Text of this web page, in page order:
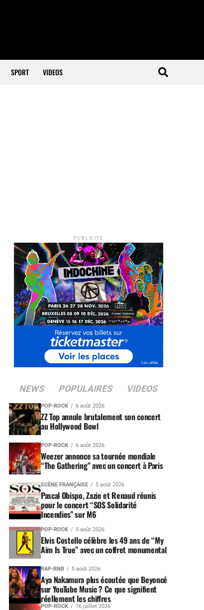
SPORT VIDEOS
PUBLICITÉ
NEWS POPULAIRES VIDEOS
POP-ROCK 6 août 2026
ZZ Top annule brutalement son concert
au Hollywood Bowl
POP-ROCK 6 août 2026
Weezer annonce sa tournée mondiale
“The Gathering” avec un concert à Paris
SCÈNE FRANÇAISE 5 août 2026
Pascal Obispo, Zazie et Renaud réunis
pour le concert “SOS Solidarité
Incendies” sur M6
POP-ROCK 5 août 2026
Elvis Costello célèbre les 49 ans de “My
Aim Is True” avec un coffret monumental
RAP-RNB 5 août 2026
Aya Nakamura plus écoutée que Beyoncé
sur YouTube Music ? Ce que signifient
réellement les chiffres
POP-ROCK 16 juillet 2026